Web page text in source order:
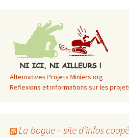
Alternatives Projets Miniers.org
Reflexions et informations sur les
La bogue – site d’infos